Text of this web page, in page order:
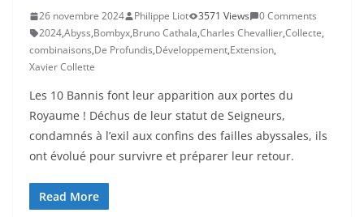
26 novembre 2024 Philippe Liot 3571 Views
0 Comments
2024,Abyss,Bombyx,Bruno Cathala,Charles Chevallier,Collecte,
combinaisons,De Profundis,Développement,Extension,
Xavier Collette
Les 10 Bannis font leur apparition aux portes du
Royaume ! Déchus de leur statut de Seigneurs,
condamnés à l’exil aux confins des failles abyssales, ils
ont évolué pour survivre et préparer leur retour.
Read More